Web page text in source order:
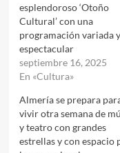
esplendoroso ‘Otoño
Cultural’ con una
programación variada y
espectacular
septiembre 16, 2025
En «Cultura»
Almería se prepara
vivir otra semana de
y teatro con grandes
estrellas y con espacio